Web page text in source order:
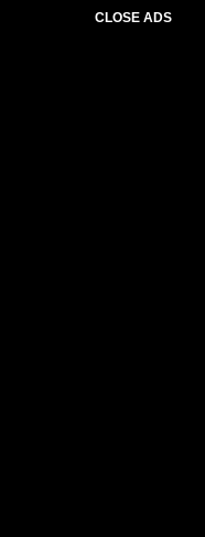
CLOSE ADS